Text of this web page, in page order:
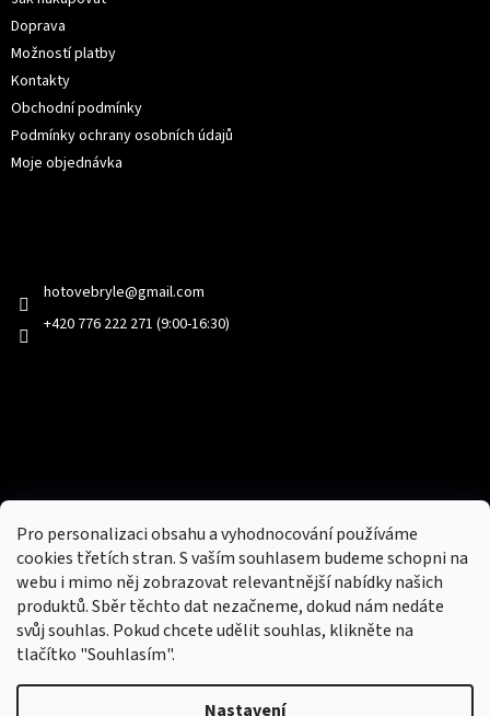
Pro personalizaci obsahu a vyhodnocování používáme
cookies třetích stran. S vaším souhlasem budeme schopni na
webu i mimo něj zobrazovat relevantnější nabídky našich
produktů. Sběr těchto dat nezačneme, dokud nám nedáte
svůj souhlas. Pokud chcete udělit souhlas, klikněte na
tlačítko "Souhlasím".
Nastavení
Doprava
Možností platby
Kontakty
Obchodní podmínky
Podmínky ochrany osobních údajů
Moje objednávka
hotovebryle@gmail.com
+420 776 222 271 (9:00-16:30)
Nový obchod s batohy, cestovními zavazadly, tašky a peněženky